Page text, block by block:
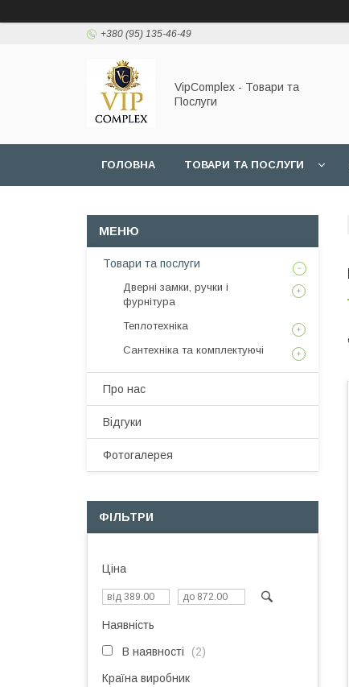
+380 (95) 135-46-49
VipComplex - Товари та
Послуги
ГОЛОВНА ТОВАРИ ТА ПОСЛУГИ
Товари та послуги
Дверні замки, ручки і
фурнітура
Теплотехніка
Сантехніка та комплектуючі
Про нас
Відгуки
Фотогалерея
ФІЛЬТРИ
Ціна
Наявність
В наявності 2
Країна виробник